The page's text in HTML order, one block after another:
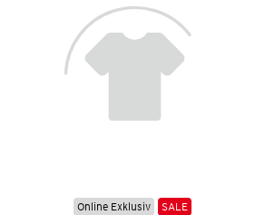
Online Exklusiv SALE